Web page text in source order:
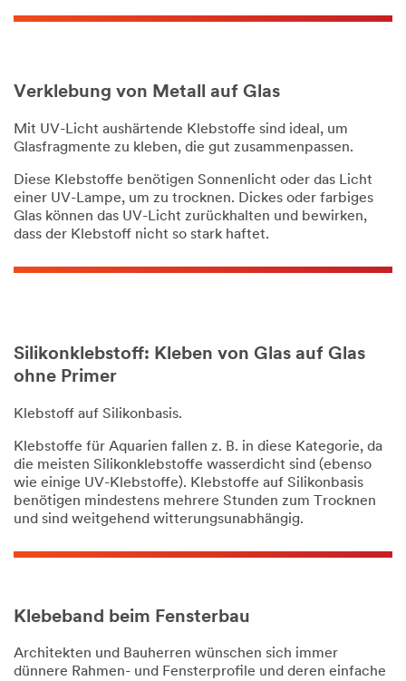
Verklebung von Metall auf Glas
Mit UV-Licht aushärtende Klebstoffe sind ideal, um
Glasfragmente zu kleben, die gut zusammenpassen.
Diese Klebstoffe benötigen Sonnenlicht oder das Licht
einer UV-Lampe, um zu trocknen. Dickes oder farbiges
Glas können das UV-Licht zurückhalten und bewirken,
dass der Klebstoff nicht so stark haftet.
Silikonklebstoff: Kleben von Glas auf Glas
ohne Primer
Klebstoff auf Silikonbasis.
Klebstoffe für Aquarien fallen z. B. in diese Kategorie, da
die meisten Silikonklebstoffe wasserdicht sind (ebenso
wie einige UV-Klebstoffe). Klebstoffe auf Silikonbasis
benötigen mindestens mehrere Stunden zum Trocknen
und sind weitgehend witterungsunabhängig.
Klebeband beim Fensterbau
Architekten und Bauherren wünschen sich immer
dünnere Rahmen- und Fensterprofile und deren einfache